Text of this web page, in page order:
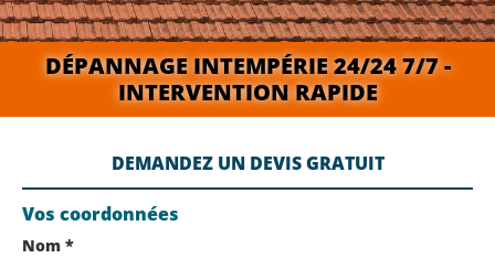
DÉPANNAGE INTEMPÉRIE 24/24 7/7 -
INTERVENTION RAPIDE
DEMANDEZ UN DEVIS GRATUIT
Vos coordonnées
Nom *